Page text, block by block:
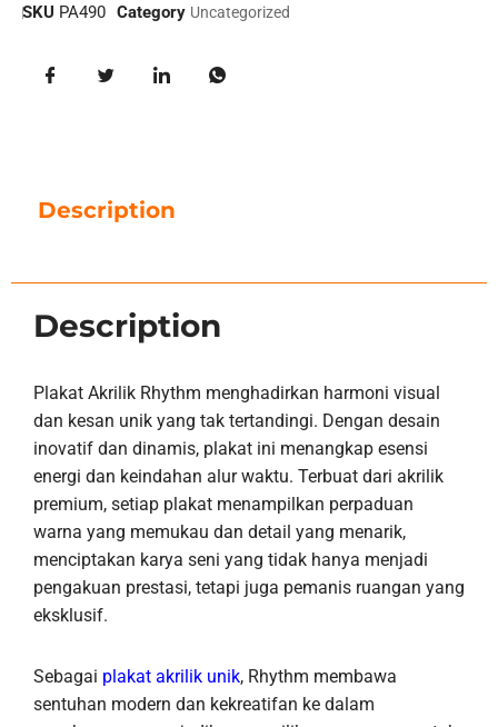
SKU PA490 Category Uncategorized
Description
Description
Plakat Akrilik Rhythm menghadirkan harmoni visual
dan kesan unik yang tak tertandingi. Dengan desain
inovatif dan dinamis, plakat ini menangkap esensi
energi dan keindahan alur waktu. Terbuat dari akrilik
premium, setiap plakat menampilkan perpaduan
warna yang memukau dan detail yang menarik,
menciptakan karya seni yang tidak hanya menjadi
pengakuan prestasi, tetapi juga pemanis ruangan yang
eksklusif.
Sebagai plakat akrilik unik, Rhythm membawa
sentuhan modern dan kekreatifan ke dalam